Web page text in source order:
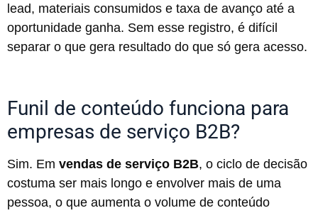
lead, materiais consumidos e taxa de avanço até a
oportunidade ganha. Sem esse registro, é difícil
separar o que gera resultado do que só gera acesso.
Funil de conteúdo funciona para
empresas de serviço B2B?
Sim. Em vendas de serviço B2B, o ciclo de decisão
costuma ser mais longo e envolver mais de uma
pessoa, o que aumenta o volume de conteúdo